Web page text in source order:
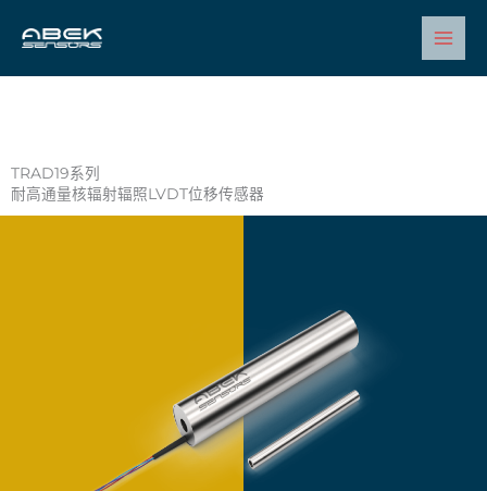
TRAD19系列
耐高通量核辐射辐照LVDT位移传感器